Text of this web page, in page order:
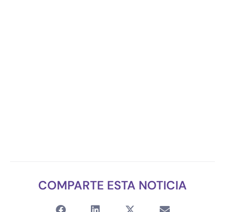
COMPARTE ESTA NOTICIA